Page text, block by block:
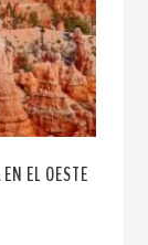
EL OESTE